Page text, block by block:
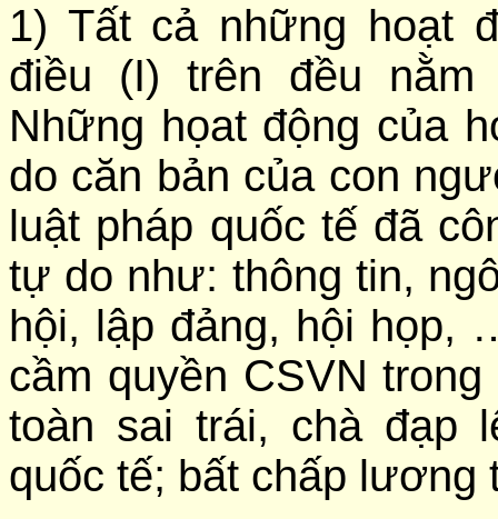
1) Tất cả những hoạt
điều (I) trên đều nằm
Những họat động của
do căn bản của con
luật pháp quốc tế đã
tự do như: thông tin,
hội, lập đảng, hội họp,
cầm quyền CSVN
toàn sai trái, chà đạp
quốc tế; bất chấp lương